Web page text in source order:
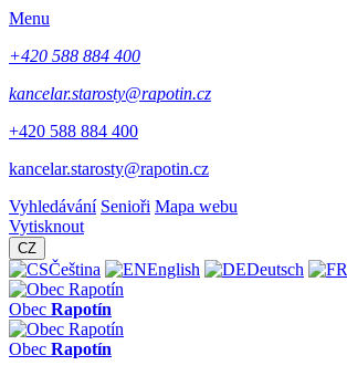
Menu
+420 588 884 400
kancelar.starosty@rapotin.cz
+420 588 884 400
kancelar.starosty@rapotin.cz
Vyhledávání Senioři Mapa webu
Vytisknout
CZ
Čeština English Deutsch
Obec Rapotín
Obec Rapotín